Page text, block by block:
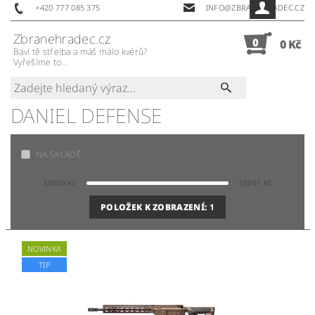
+420 777 085 375 INFO@ZBRANEHRADEC.CZ
Zbranehradec.cz
Baví tě střelba a máš málo kvérů?
Vyřešíme to...
0 0 Kč
DANIEL DEFENSE
NA SKLADĚ
55000 Kč 55001 Kč
POLOŽEK K ZOBRAZENÍ: 1
NOVINKA
TIP